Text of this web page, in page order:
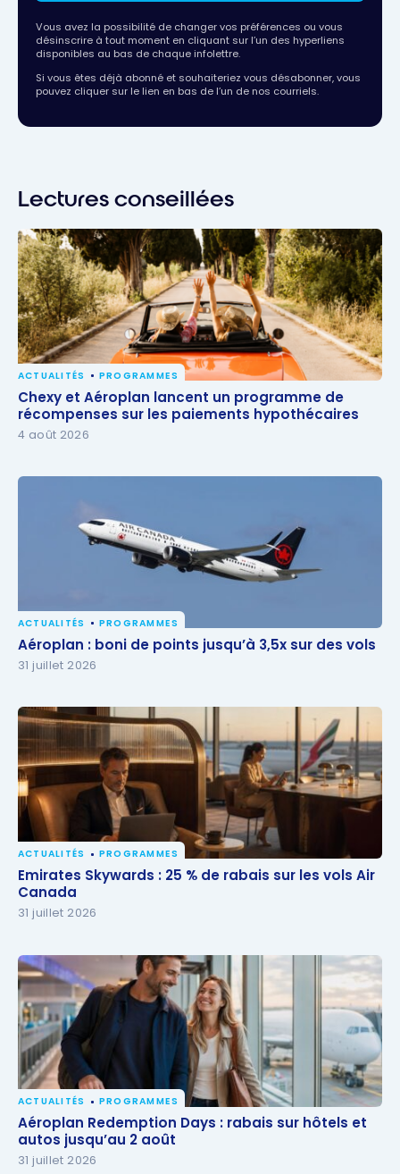
Vous avez la possibilité de changer vos préférences ou vous
désinscrire à tout moment en cliquant sur l’un des hyperliens
disponibles au bas de chaque infolettre.
Si vous êtes déjà abonné et souhaiteriez vous désabonner, vous
pouvez cliquer sur le lien en bas de l’un de nos courriels.
Lectures conseillées
Chexy et Aéroplan lancent un programme de
récompenses sur les paiements hypothécaires
ACTUALITÉS PROGRAMMES
Chexy et Aéroplan lancent un programme de
récompenses sur les paiements hypothécaires
4 août 2026
Aéroplan : boni de points jusqu’à 3,5x sur des vols
ACTUALITÉS PROGRAMMES
Aéroplan : boni de points jusqu’à 3,5x sur des vols
31 juillet 2026
Emirates Skywards : 25 % de rabais sur les vols Air
Canada
ACTUALITÉS PROGRAMMES
Emirates Skywards : 25 % de rabais sur les vols Air
Canada
31 juillet 2026
Aéroplan Redemption Days : rabais sur hôtels et
autos jusqu’au 2 août
ACTUALITÉS PROGRAMMES
Aéroplan Redemption Days : rabais sur hôtels et
autos jusqu’au 2 août
31 juillet 2026